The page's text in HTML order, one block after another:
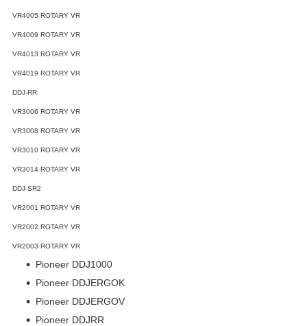
VR4005 ROTARY VR
VR4009 ROTARY VR
VR4013 ROTARY VR
VR4019 ROTARY VR
DDJ-RR
VR3006 ROTARY VR
VR3008 ROTARY VR
VR3010 ROTARY VR
VR3014 ROTARY VR
DDJ-SR2
VR2001 ROTARY VR
VR2002 ROTARY VR
VR2003 ROTARY VR
Pioneer DDJ1000
Pioneer DDJERGOK
Pioneer DDJERGOV
Pioneer DDJRR